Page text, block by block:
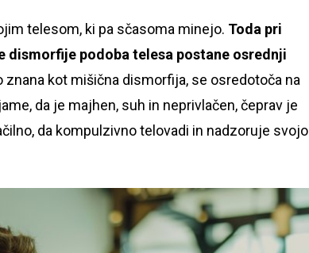
telesom, ki pa sčasoma minejo. Toda pri
podoba telesa postane osrednji
znana kot mišična dismorfija, se osredotoča na
da je majhen, suh in neprivlačen, čeprav je
da kompulzivno telovadi in nadzoruje svojo